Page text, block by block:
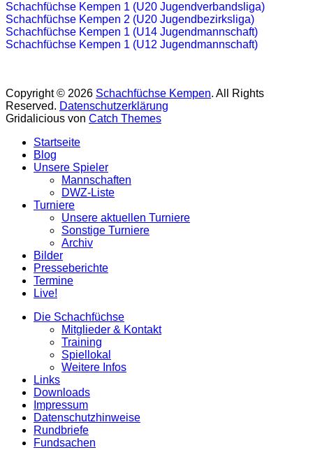
Schachfüchse Kempen 1 (U20 Jugendverbandsliga)
Schachfüchse Kempen 2 (U20 Jugendbezirksliga)
Schachfüchse Kempen 1 (U14 Jugendmannschaft)
Schachfüchse Kempen 1 (U12 Jugendmannschaft)
Copyright © 2026 Schachfüchse Kempen. All Rights
Reserved. Datenschutzerklärung
Gridalicious von Catch Themes
oben
scrollen
Startseite
Blog
Unsere Spieler
Mannschaften
DWZ-Liste
Turniere
Unsere aktuellen Turniere
Sonstige Turniere
Archiv
Bilder
Presseberichte
Termine
Live!
Die Schachfüchse
Mitglieder & Kontakt
Training
Spiellokal
Weitere Infos
Links
Downloads
Impressum
Datenschutzhinweise
Rundbriefe
Fundsachen